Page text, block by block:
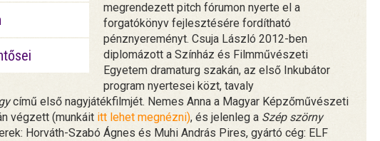
megrendezett pitch fórumon nyerte el a
forgatókönyv fejlesztésére fordítható
pénznyereményt. Csuja László 2012-ben
diplomázott a Színház és Filmművészeti
Egyetem dramaturg szakán, az első Inkubátor
program nyertesei közt, tavaly
című első nagyjátékfilmjét. Nemes Anna a Magyar Képzőművészeti
végzett (munkáit itt lehet megnézni), és jelenleg a Szép szörny
Horváth-Szabó Ágnes és Muhi András Pires, gyártó cég: ELF